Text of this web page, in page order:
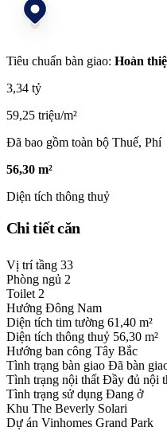
Tiêu chuẩn bàn giao: Hoàn
3,34 tỷ
59,25 triệu/m²
Đã bao gồm toàn bộ Thuế, Phí
56,30 m²
Diện tích thông thuỷ
Chi tiết căn
Vị trí tầng 33
Phòng ngủ 2
Toilet 2
Hướng Đông Nam
Diện tích tim tường 61,40 m²
Diện tích thông thuỷ 56,30 m²
Hướng ban công Tây Bắc
Tình trạng bàn giao Đã bàn
Tình trạng nội thất Đầy đủ nội
Tình trạng sử dụng Đang ở
Khu The Beverly Solari
Dự án Vinhomes Grand Park